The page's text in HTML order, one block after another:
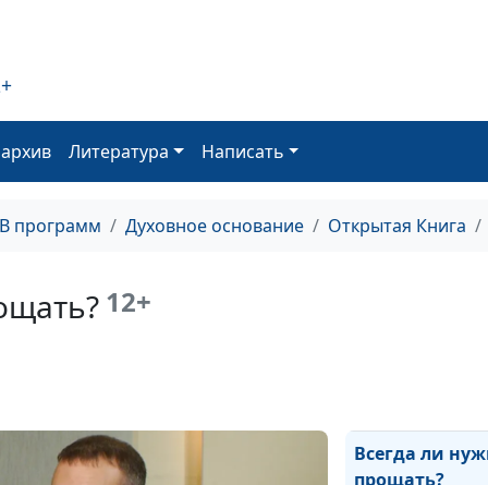
Литература Написать
программ Духовное основание Открытая Книга
12+
Всегда ли
прощать?